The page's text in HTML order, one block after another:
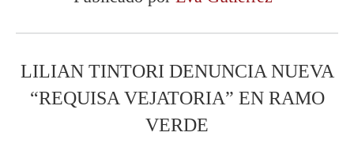
LILIAN TINTORI DENUNCIA NUEVA
“REQUISA VEJATORIA” EN RAMO
VERDE